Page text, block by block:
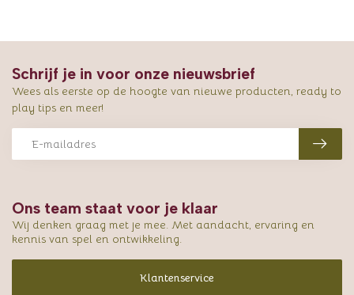
Ons team staat voor je klaar
Wij denken graag met je mee. Met aandacht, ervaring en
kennis van spel en ontwikkeling.
Klantenservice
Schrijf je in voor onze nieuwsbrief
Wees als eerste op de hoogte van nieuwe producten, ready to
play tips en meer!